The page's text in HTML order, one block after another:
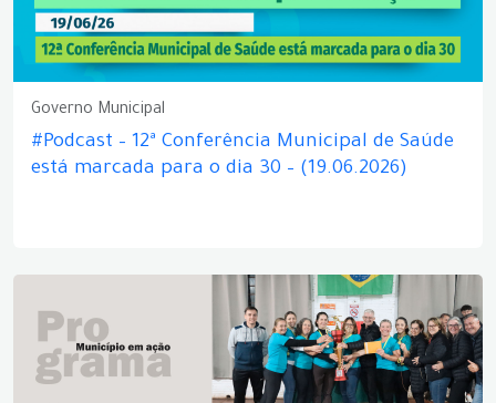
Governo Municipal
#Podcast – 12ª Conferência Municipal de Saúde
está marcada para o dia 30 – (19.06.2026)